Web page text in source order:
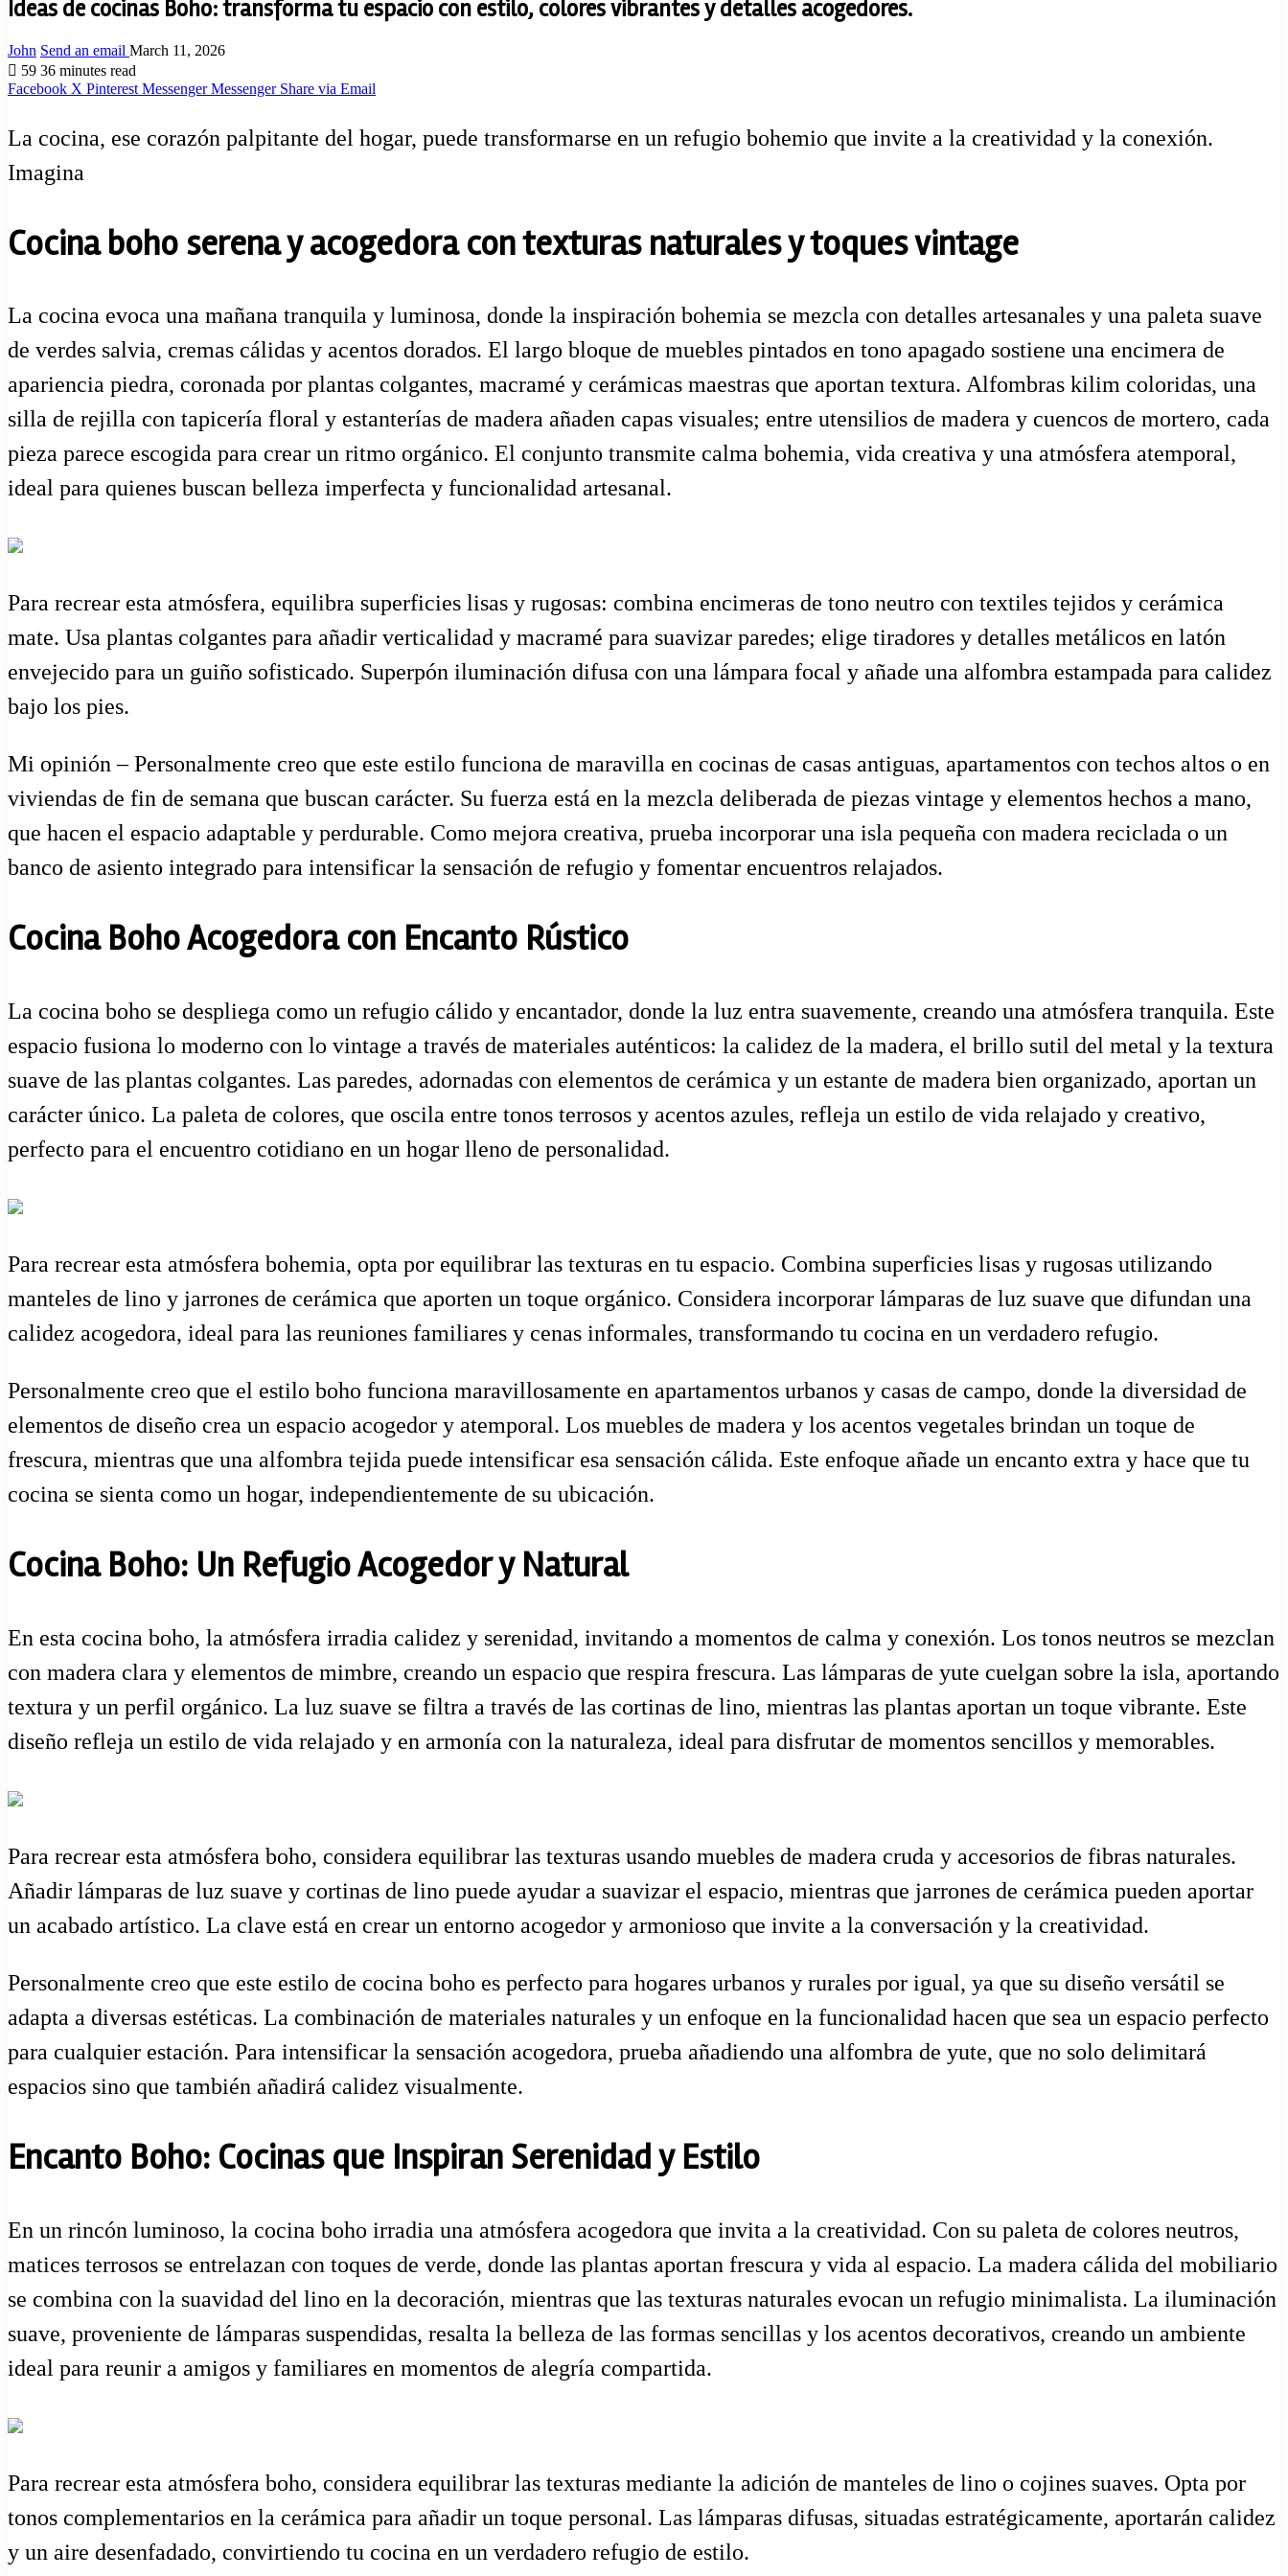
Ideas de cocinas Boho: transforma tu espacio con estilo, colores vibrantes y detalles acogedores.
John Send an email March 11, 2026
59 36 minutes read
Facebook X Pinterest Messenger Messenger Share via Email
La cocina, ese corazón palpitante del hogar, puede transformarse en un refugio bohemio que invite a la creatividad y la conexión.
Imagina
Cocina boho serena y acogedora con texturas naturales y toques vintage
La cocina evoca una mañana tranquila y luminosa, donde la inspiración bohemia se mezcla con detalles artesanales y una paleta suave
de verdes salvia, cremas cálidas y acentos dorados. El largo bloque de muebles pintados en tono apagado sostiene una encimera de
apariencia piedra, coronada por plantas colgantes, macramé y cerámicas maestras que aportan textura. Alfombras kilim coloridas, una
silla de rejilla con tapicería floral y estanterías de madera añaden capas visuales; entre utensilios de madera y cuencos de mortero, cada
pieza parece escogida para crear un ritmo orgánico. El conjunto transmite calma bohemia, vida creativa y una atmósfera atemporal,
ideal para quienes buscan belleza imperfecta y funcionalidad artesanal.
Para recrear esta atmósfera, equilibra superficies lisas y rugosas: combina encimeras de tono neutro con textiles tejidos y cerámica
mate. Usa plantas colgantes para añadir verticalidad y macramé para suavizar paredes; elige tiradores y detalles metálicos en latón
envejecido para un guiño sofisticado. Superpón iluminación difusa con una lámpara focal y añade una alfombra estampada para calidez
bajo los pies.
Mi opinión – Personalmente creo que este estilo funciona de maravilla en cocinas de casas antiguas, apartamentos con techos altos o en
viviendas de fin de semana que buscan carácter. Su fuerza está en la mezcla deliberada de piezas vintage y elementos hechos a mano,
que hacen el espacio adaptable y perdurable. Como mejora creativa, prueba incorporar una isla pequeña con madera reciclada o un
banco de asiento integrado para intensificar la sensación de refugio y fomentar encuentros relajados.
Cocina Boho Acogedora con Encanto Rústico
La cocina boho se despliega como un refugio cálido y encantador, donde la luz entra suavemente, creando una atmósfera tranquila. Este
espacio fusiona lo moderno con lo vintage a través de materiales auténticos: la calidez de la madera, el brillo sutil del metal y la textura
suave de las plantas colgantes. Las paredes, adornadas con elementos de cerámica y un estante de madera bien organizado, aportan un
carácter único. La paleta de colores, que oscila entre tonos terrosos y acentos azules, refleja un estilo de vida relajado y creativo,
perfecto para el encuentro cotidiano en un hogar lleno de personalidad.
Para recrear esta atmósfera bohemia, opta por equilibrar las texturas en tu espacio. Combina superficies lisas y rugosas utilizando
manteles de lino y jarrones de cerámica que aporten un toque orgánico. Considera incorporar lámparas de luz suave que difundan una
calidez acogedora, ideal para las reuniones familiares y cenas informales, transformando tu cocina en un verdadero refugio.
Personalmente creo que el estilo boho funciona maravillosamente en apartamentos urbanos y casas de campo, donde la diversidad de
elementos de diseño crea un espacio acogedor y atemporal. Los muebles de madera y los acentos vegetales brindan un toque de
frescura, mientras que una alfombra tejida puede intensificar esa sensación cálida. Este enfoque añade un encanto extra y hace que tu
cocina se sienta como un hogar, independientemente de su ubicación.
Cocina Boho: Un Refugio Acogedor y Natural
En esta cocina boho, la atmósfera irradia calidez y serenidad, invitando a momentos de calma y conexión. Los tonos neutros se mezclan
con madera clara y elementos de mimbre, creando un espacio que respira frescura. Las lámparas de yute cuelgan sobre la isla, aportando
textura y un perfil orgánico. La luz suave se filtra a través de las cortinas de lino, mientras las plantas aportan un toque vibrante. Este
diseño refleja un estilo de vida relajado y en armonía con la naturaleza, ideal para disfrutar de momentos sencillos y memorables.
Para recrear esta atmósfera boho, considera equilibrar las texturas usando muebles de madera cruda y accesorios de fibras naturales.
Añadir lámparas de luz suave y cortinas de lino puede ayudar a suavizar el espacio, mientras que jarrones de cerámica pueden aportar
un acabado artístico. La clave está en crear un entorno acogedor y armonioso que invite a la conversación y la creatividad.
Personalmente creo que este estilo de cocina boho es perfecto para hogares urbanos y rurales por igual, ya que su diseño versátil se
adapta a diversas estéticas. La combinación de materiales naturales y un enfoque en la funcionalidad hacen que sea un espacio perfecto
para cualquier estación. Para intensificar la sensación acogedora, prueba añadiendo una alfombra de yute, que no solo delimitará
espacios sino que también añadirá calidez visualmente.
Encanto Boho: Cocinas que Inspiran Serenidad y Estilo
En un rincón luminoso, la cocina boho irradia una atmósfera acogedora que invita a la creatividad. Con su paleta de colores neutros,
matices terrosos se entrelazan con toques de verde, donde las plantas aportan frescura y vida al espacio. La madera cálida del mobiliario
se combina con la suavidad del lino en la decoración, mientras que las texturas naturales evocan un refugio minimalista. La iluminación
suave, proveniente de lámparas suspendidas, resalta la belleza de las formas sencillas y los acentos decorativos, creando un ambiente
ideal para reunir a amigos y familiares en momentos de alegría compartida.
Para recrear esta atmósfera boho, considera equilibrar las texturas mediante la adición de manteles de lino o cojines suaves. Opta por
tonos complementarios en la cerámica para añadir un toque personal. Las lámparas difusas, situadas estratégicamente, aportarán calidez
y un aire desenfadado, convirtiendo tu cocina en un verdadero refugio de estilo.